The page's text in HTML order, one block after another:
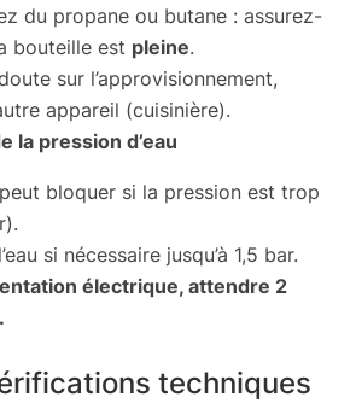
du propane ou butane : assurez-
bouteille est pleine.
sur l’approvisionnement,
appareil (cuisinière).
la pression d’eau
bloquer si la pression est trop
si nécessaire jusqu’à 1,5 bar.
électrique, attendre 2
techniques